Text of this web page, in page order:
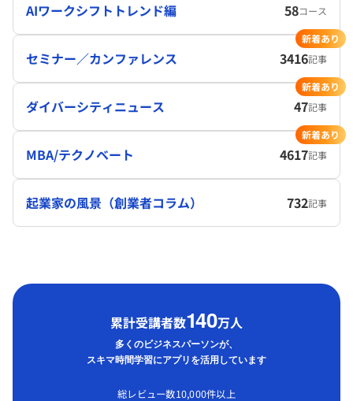
AIワークシフトトレンド編 58コース
セミナー／カンファレンス 3416記事
新着あり
ダイバーシティニュース 47記事
新着あり
MBA/テクノベート 4617記事
新着あり
起業家の風景（創業者コラム） 732記事
累計受講者数140万人
多くのビジネスパーソンが、
スキマ時間学習にアプリを活用しています
総レビュー数10,000件以上